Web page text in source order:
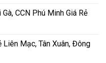
CCN Phú Minh Giá Rẻ
Mạc, Tân Xuân, Đông